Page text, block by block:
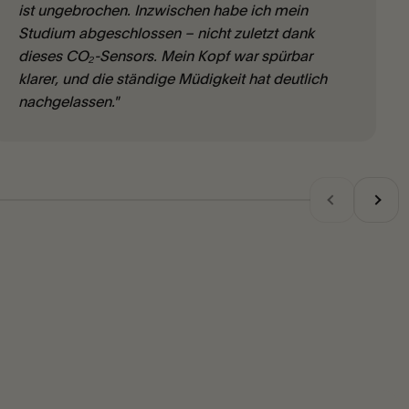
ist ungebrochen. Inzwischen habe ich mein
Studium abgeschlossen – nicht zuletzt dank
dieses CO₂-Sensors. Mein Kopf war spürbar
klarer, und die ständige Müdigkeit hat deutlich
nachgelassen."
Zurück Vor